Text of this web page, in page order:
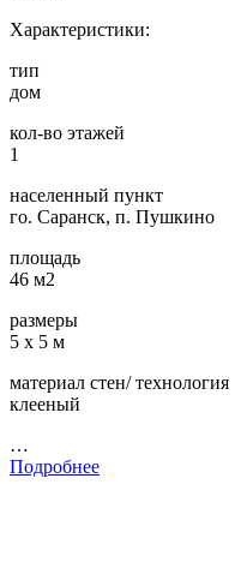
Характеристики:
тип
дом
кол-во этажей
1
населенный пункт
го. Саранск, п. Пушкино
площадь
46 м2
размеры
5 х 5 м
материал стен/ технология
клееный
…
Подробнее